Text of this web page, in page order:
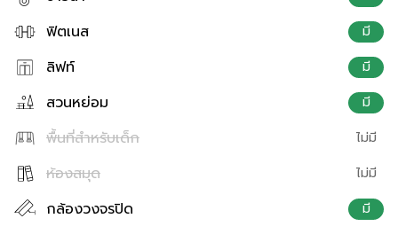
ฟิตเนส มี
ลิฟท์ มี
สวนหย่อม มี
พื้นที่สำหรับเด็ก ไม่มี
ห้องสมุด ไม่มี
กล้องวงจรปิด มี